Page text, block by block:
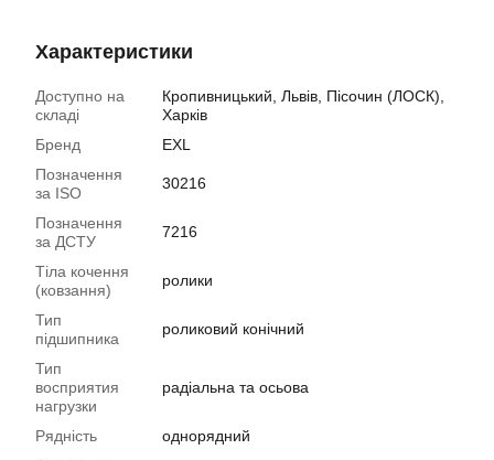
Характеристики
Доступно на
складі
Кропивницький, Львів, Пісочин (ЛОСК),
Харків
Бренд
EXL
Позначення
за ISO
30216
Позначення
за ДСТУ
7216
Тіла кочення
(ковзання)
ролики
Тип
підшипника
роликовий конічний
Тип
восприятия
нагрузки
радіальна та осьова
Рядність
однорядний